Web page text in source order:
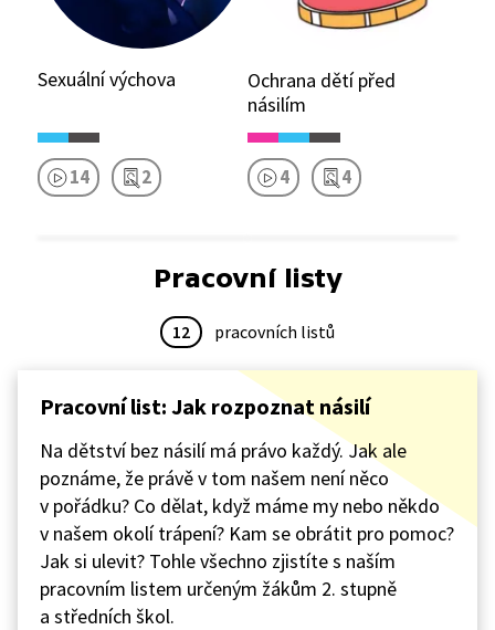
Sexuální výchova
14 2
Ochrana dětí před
násilím
4 4
Pracovní listy
12 pracovních listů
Pracovní list: Jak rozpoznat násilí
Na dětství bez násilí má právo každý. Jak ale
poznáme, že právě v tom našem není něco
v pořádku? Co dělat, když máme my nebo někdo
v našem okolí trápení? Kam se obrátit pro pomoc?
Jak si ulevit? Tohle všechno zjistíte s naším
pracovním listem určeným žákům 2. stupně
a středních škol.